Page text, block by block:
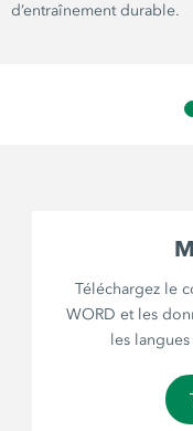
d’entraînement durable.
Téléchargez le
WORD et les
les